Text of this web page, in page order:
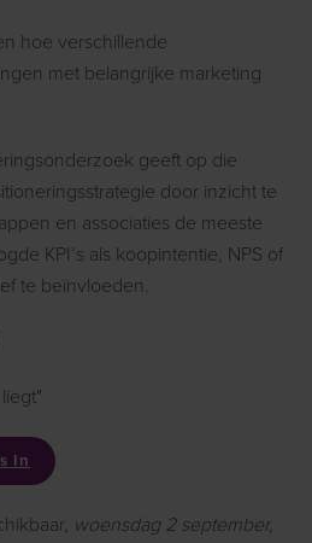
hoe verschillende
met belangrijke marketing
geeft op die
door inzicht te
en associaties de meeste
KPI’s als koopintentie, NPS of
te beïnvloeden.
In
woensdag 2 september,